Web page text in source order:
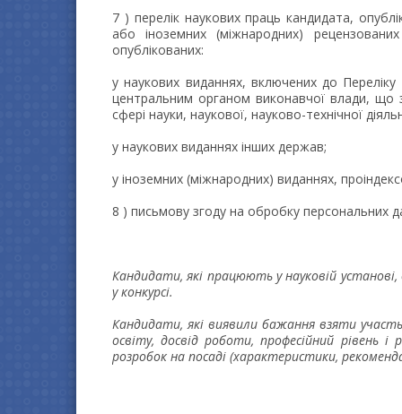
7 ) перелік наукових праць кандидата,
або іноземних (міжнародних)
опублікованих:
у наукових виданнях, включених до
центральним органом виконавчої влади, що
сфері науки, наукової, науково-технічної
у наукових виданнях інших держав;
у іноземних (міжнародних) виданнях,
8 ) письмову згоду на обробку персональних
Кандидати, які працюють у науковій
у конкурсі.
Кандидати, які виявили бажання взяти
освіту, досвід роботи, професійний рівень
розробок на посаді (характеристики,